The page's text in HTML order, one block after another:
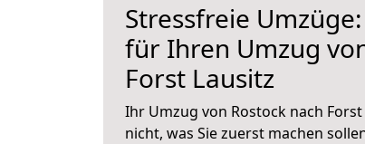
Stressfreie
für Ihren Umzug
Forst Lausitz
Ihr Umzug von Rostock nach
nicht, was Sie zuerst machen